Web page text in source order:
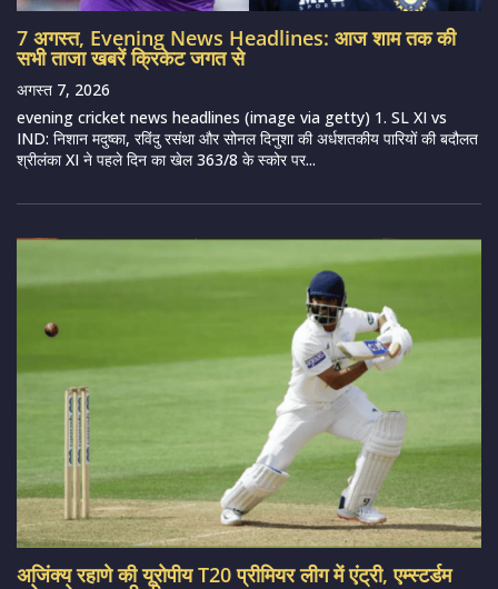
7 अगस्त, Evening News Headlines: आज शाम तक की
सभी ताजा खबरें क्रिकेट जगत से
अगस्त 7, 2026
evening cricket news headlines (image via getty) 1. SL XI vs
IND: निशान मदुष्का, रविंदु रसंथा और सोनल दिनुशा की अर्धशतकीय पारियों की बदौलत
श्रीलंका XI ने पहले दिन का खेल 363/8 के स्कोर पर...
अजिंक्य रहाणे की यूरोपीय T20 प्रीमियर लीग में एंट्री, एम्स्टर्डम